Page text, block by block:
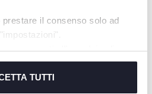
il consenso solo ad
acconsenti all’uso dei soli
per fruire del servizio
TUTTI